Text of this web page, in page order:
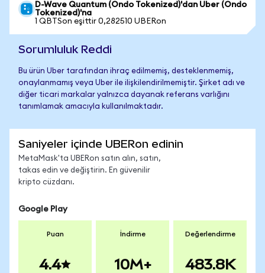
D-Wave Quantum (Ondo Tokenized)'dan Uber (Ondo
Tokenized)'na
1 QBTSon eşittir 0,282510 UBERon
Sorumluluk Reddi
Bu ürün Uber tarafından ihraç edilmemiş, desteklenmemiş,
onaylanmamış veya Uber ile ilişkilendirilmemiştir. Şirket adı ve
diğer ticari markalar yalnızca dayanak referans varlığını
tanımlamak amacıyla kullanılmaktadır.
Saniyeler içinde UBERon edinin
MetaMask'ta UBERon satın alın, satın,
takas edin ve değiştirin. En güvenilir
kripto cüzdanı.
Google Play
Puan
4.4
İndirme
10M+
Değerlendirme
483.8K